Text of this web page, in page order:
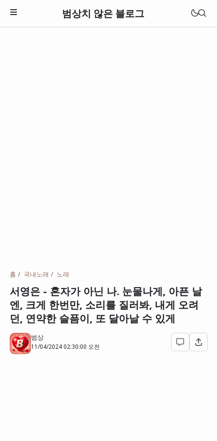
범상치 않은 블로그
홈 국내노래 노래
서영은 - 혼자가 아닌 나. 눈물나게, 아픈 날
엔, 크게 한번만, 소리를 질러봐, 내게 오려
던, 연약한 슬픔이, 또 달아날 수 있게
범상
11/04/2024 02:30:00 오전